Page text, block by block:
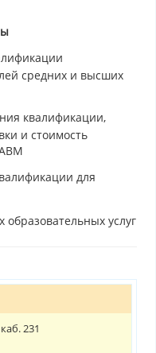
средних и высших
квалификации,
и стоимость
для
образовательных услуг
231